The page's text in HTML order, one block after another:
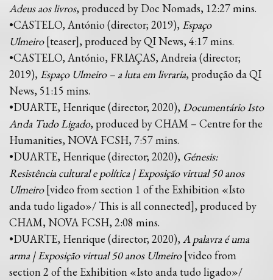
Adeus aos livros, produced by Doc Nomads, 12:27 mins.
•CASTELO, António (director; 2019), Espaço
Ulmeiro[teaser], produced by QI News, 4:17 mins.
•CASTELO, António, FRIAÇAS, Andreia (director;
2019), Espaço Ulmeiro – a luta em livraria, produção da QI
News, 51:15 mins.
•DUARTE, Henrique (director; 2020), Documentário Isto
Anda Tudo Ligado, produced by CHAM – Centre for the
Humanities, NOVA FCSH, 7:57 mins.
•DUARTE, Henrique (director; 2020), Génesis:
Resistência cultural e política | Exposição virtual 50 anos
Ulmeiro[video from section 1 of the Exhibition «Isto
anda tudo ligado»/ This is all connected], produced by
CHAM, NOVA FCSH, 2:08 mins.
•DUARTE, Henrique (director; 2020), A palavra é uma
arma | Exposição virtual 50 anos Ulmeiro[video from
section 2 of the Exhibition «Isto anda tudo ligado»/